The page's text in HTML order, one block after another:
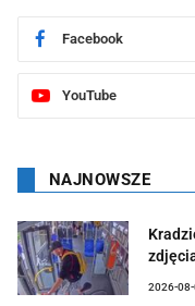
Facebook
YouTube
NAJNOWSZE
2026-